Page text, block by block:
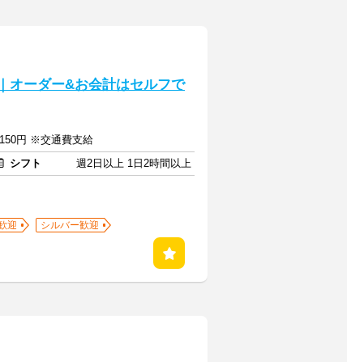
オーダー&お会計はセルフで
円 ※交通費支給
シフト
週2日以上 1日2時間以上
迎
シルバー歓迎